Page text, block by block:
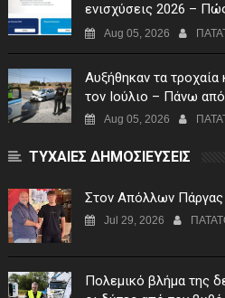
ενισχύσεις 2026 –
Αίτηση Ενίσχυσης
Aug 05, 2026
Αυξήθηκαν τα τροχαία
τον Ιούλιο – Πάνω
Aug 05, 2026
ΤΥΧΑΙΕΣ ΔΗΜΟΣΙΕΥΣΕΙΣ
Στον Απόλλων Πάργας
Jul 29, 2026
Πολεμικό βλήμα της